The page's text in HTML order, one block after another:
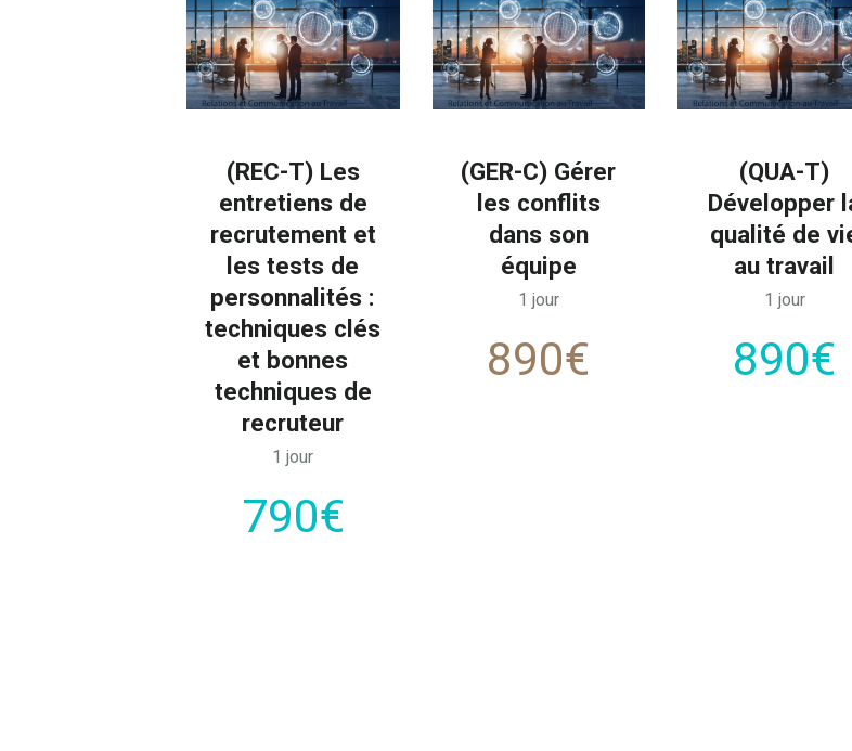
(REC-T) Les
entretiens de
recrutement et
les tests de
personnalités :
techniques clés
et bonnes
techniques de
recruteur
1 jour
790€
(GER-C) Gérer
les conflits
dans son
équipe
1 jour
890€
(QUA-T)
Développer
qualité de
au travail
1 jour
890€